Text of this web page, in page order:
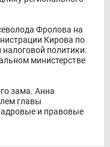
Фролова на
Кирова по
политики.
министерстве
зама. Анна
главы
и правовые